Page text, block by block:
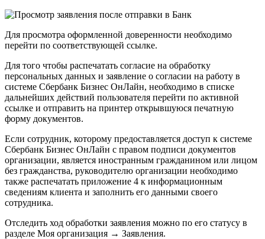
Для просмотра оформленной доверенности необходимо
перейти по соответствующей ссылке.
Для того чтобы распечатать согласие на обработку
персональных данных и заявление о согласии на работу в
системе Сбербанк Бизнес ОнЛайн, необходимо в списке
дальнейших действий пользователя перейти по активной
ссылке и отправить на принтер открывшуюся печатную
форму документов.
Если сотрудник, которому предоставляется доступ к системе
Сбербанк Бизнес ОнЛайн с правом подписи документов
организации, является иностранным гражданином или лицом
без гражданства, руководителю организации необходимо
также распечатать приложение 4 к информационным
сведениям клиента и заполнить его данными своего
сотрудника.
Отследить ход обработки заявления можно по его статусу в
разделе Моя организация → Заявления.